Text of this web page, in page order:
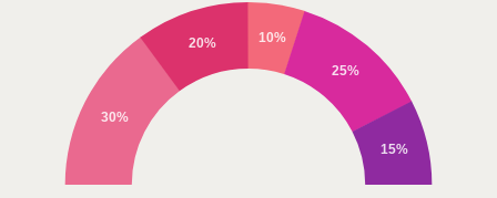
30%
20% 10%
25%
15%